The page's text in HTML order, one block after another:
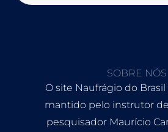
SOBRE NÓS
O site Naufrágio do
mantido pelo instrutor
pesquisador Maurício